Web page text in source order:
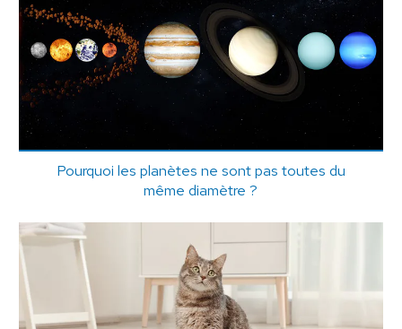
Pourquoi les planètes ne sont pas toutes du
même diamètre ?